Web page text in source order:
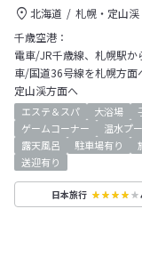
北海道 札幌・定山渓
千歳空港：
電車/JR千歳線、札幌駅
車/国道36号線を札幌方面
定山渓方面へ
エステ＆スパ 大浴場
ゲームコーナー
温水プ
露天風呂
駐車場有り
送迎有り
日本旅行